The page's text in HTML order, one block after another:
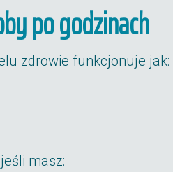
po godzinach
zdrowie funkcjonuje jak:
masz: